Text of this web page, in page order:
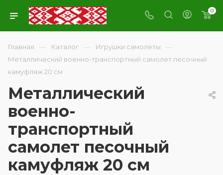
0
Главная — Каталог — Игрушки самолеты —
Металлический военно-транспортный самолет песочный
камуфляж 20 см
Металлический
военно-
транспортный
самолет песочный
камуфляж 20 см